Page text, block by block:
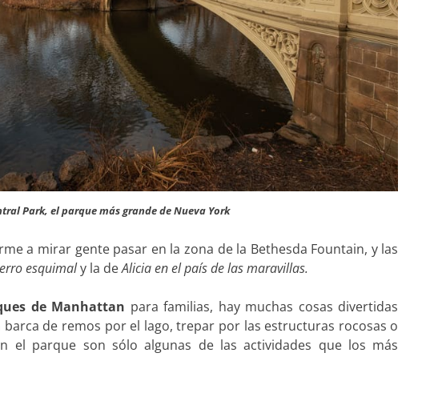
Park, el parque más grande de Nueva York
a mirar gente pasar en la zona de la Bethesda Fountain, y las
esquimaly la deAlicia en el país de las maravillas.
de Manhattan para familias, hay muchas cosas divertidas
barca de remos por el lago, trepar por las estructuras rocosas o
el parque son sólo algunas de las actividades que los más